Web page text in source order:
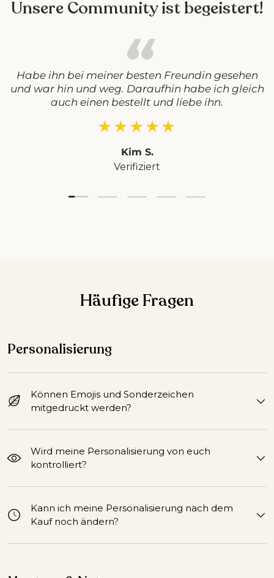
Unsere Community ist begeistert!
Habe ihn bei meiner besten Freundin gesehen
und war hin und weg. Daraufhin habe ich gleich
auch einen bestellt und liebe ihn.
★★★★★
Kim S.
Verifiziert
Häufige Fragen
Personalisierung
Können Emojis und Sonderzeichen
mitgedruckt werden?
Wird meine Personalisierung von euch
kontrolliert?
Kann ich meine Personalisierung nach dem
Kauf noch ändern?